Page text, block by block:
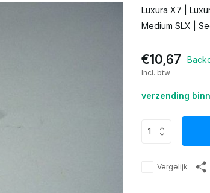
Luxura X7 |
Medium SLX |
€10,67
Incl. btw
verzending
Vergelijk